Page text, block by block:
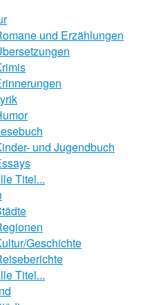
und Erzählungen
und Jugendbuch
Titel...
Geschichte
Titel...